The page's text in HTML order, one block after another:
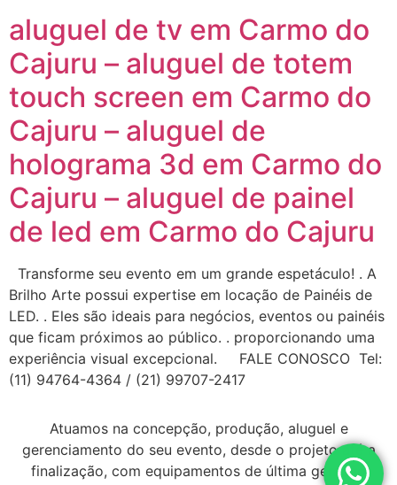
aluguel de tv em Carmo do
Cajuru – aluguel de totem
touch screen em Carmo do
Cajuru – aluguel de
holograma 3d em Carmo do
Cajuru – aluguel de painel
de led em Carmo do Cajuru
Transforme seu evento em um grande espetáculo! . A
Brilho Arte possui expertise em locação de Painéis de
LED. . Eles são ideais para negócios, eventos ou painéis
que ficam próximos ao público. . proporcionando uma
experiência visual excepcional. FALE CONOSCO Tel:
(11) 94764-4364 / (21) 99707-2417
Atuamos na concepção, produção, aluguel e
gerenciamento do seu evento, desde o projeto até a
finalização, com equipamentos de última geração